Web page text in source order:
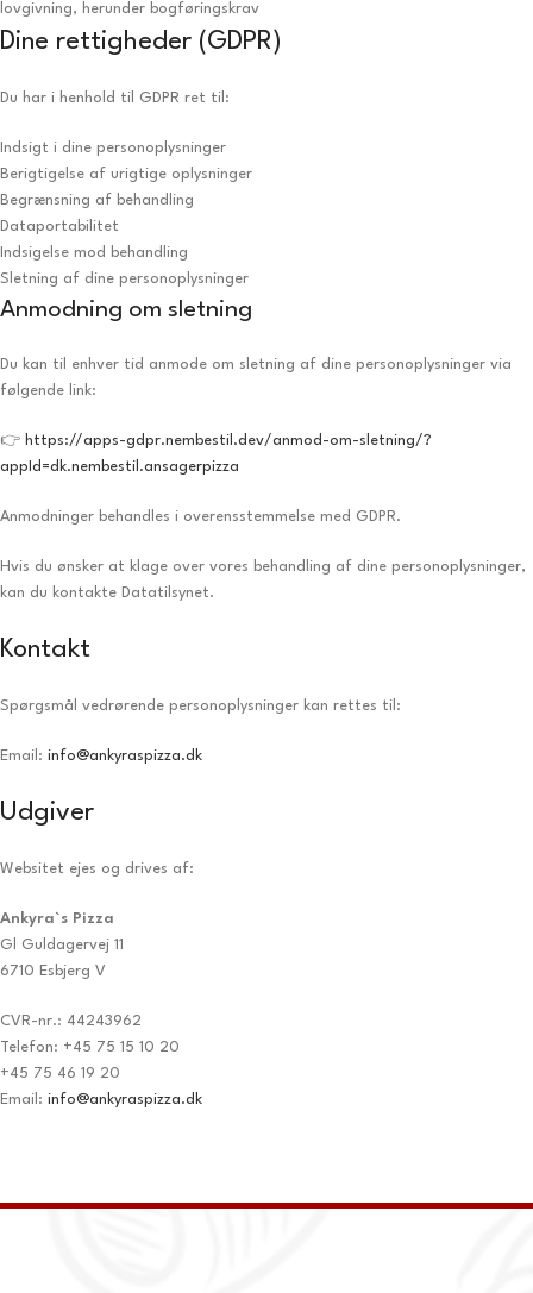
lovgivning, herunder bogføringskrav
Dine rettigheder (GDPR)
Du har i henhold til GDPR ret til:
Indsigt i dine personoplysninger
Berigtigelse af urigtige oplysninger
Begrænsning af behandling
Dataportabilitet
Indsigelse mod behandling
Sletning af dine personoplysninger
Anmodning om sletning
Du kan til enhver tid anmode om sletning af dine personoplysninger via
følgende link:
👉 https://apps-gdpr.nembestil.dev/anmod-om-sletning/?
appId=dk.nembestil.ansagerpizza
Anmodninger behandles i overensstemmelse med GDPR.
Hvis du ønsker at klage over vores behandling af dine personoplysninger,
kan du kontakte Datatilsynet.
Kontakt
Spørgsmål vedrørende personoplysninger kan rettes til:
Email: info@ankyraspizza.dk
Udgiver
Websitet ejes og drives af:
Ankyra`s Pizza
Gl Guldagervej 11
6710 Esbjerg V
CVR-nr.: 44243962
Telefon: +45 75 15 10 20
+45 75 46 19 20
Email: info@ankyraspizza.dk